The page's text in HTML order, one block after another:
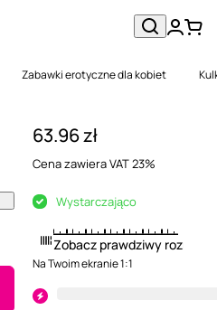
Zabawki erotyczne dla kobiet
63.96 zł
Cena zawiera VAT 23%
Wystarczająco
Zobacz prawdziwy rozmiar
Na Twoim ekranie 1:1